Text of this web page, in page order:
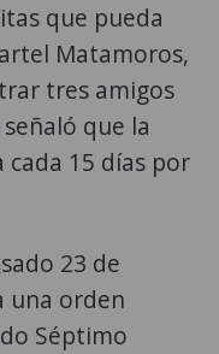
que pueda
Matamoros,
tres amigos
que la
15 días por
23 de
una orden
Séptimo